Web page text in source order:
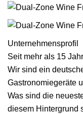
Unternehmensprofil
Seit mehr als 15
Wir sind ein
Gastronomiegeräte
Was sind die
diesem Hintergrund